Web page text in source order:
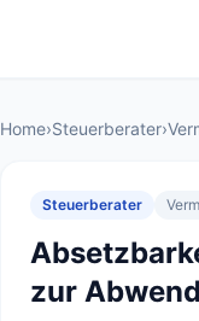
Home›Steuerberater›
Steuerberater
zur